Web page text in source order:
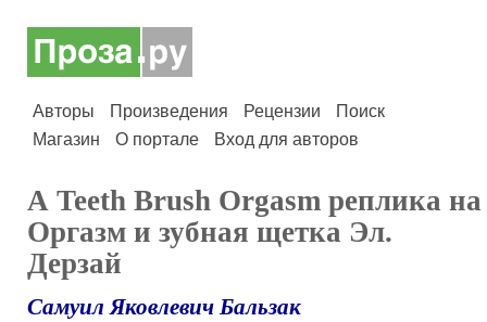
Авторы Произведения Рецензии
Поиск
Магазин
О портале Вход для авторов
А Teeth Brush Orgasm реплика на
Оргазм и зубная щетка Эл.
Дерзай
Самуил Яковлевич Бальзак